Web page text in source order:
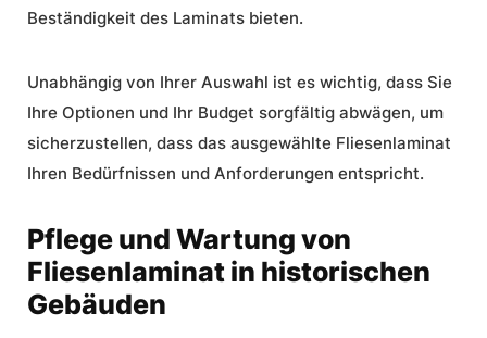
Beständigkeit des Laminats bieten.
Unabhängig von Ihrer Auswahl ist es wichtig, dass Sie
Ihre Optionen und Ihr Budget sorgfältig abwägen, um
sicherzustellen, dass das ausgewählte Fliesenlaminat
Ihren Bedürfnissen und Anforderungen entspricht.
Pflege und Wartung von
Fliesenlaminat in historischen
Gebäuden